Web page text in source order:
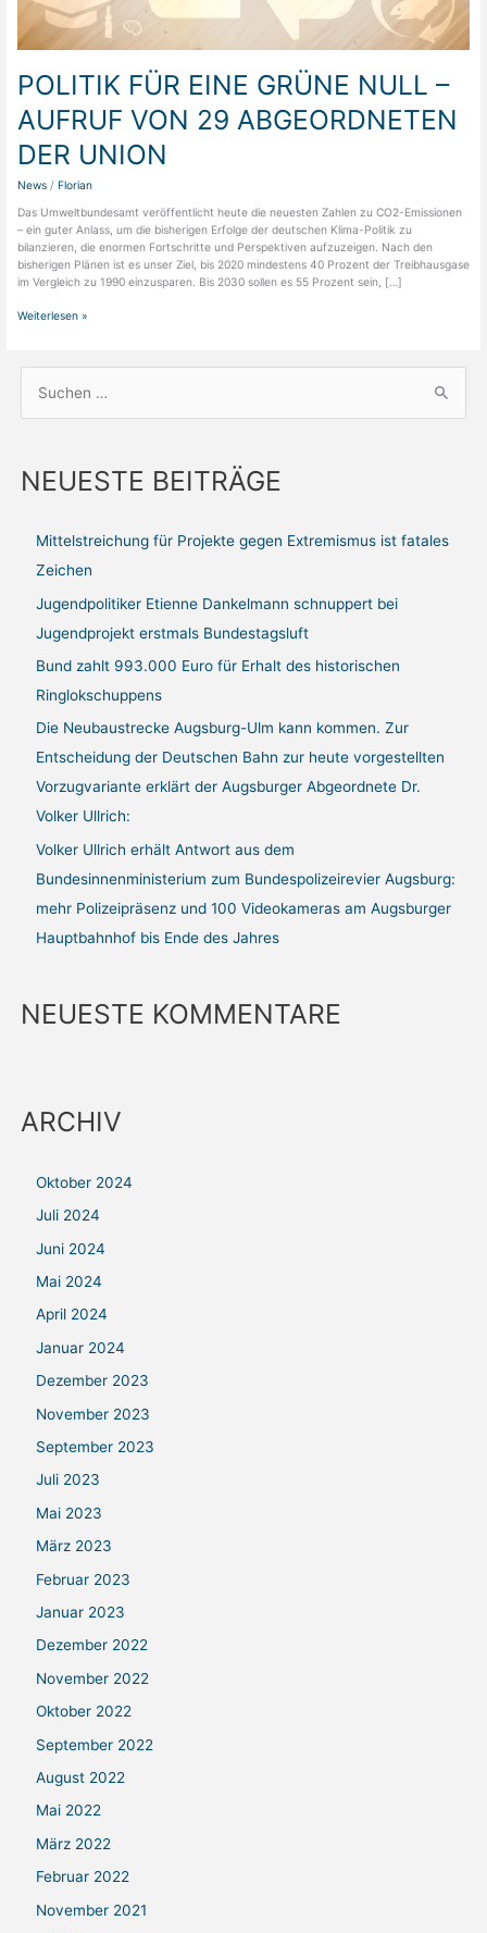
POLITIK FÜR EINE GRÜNE NULL –
AUFRUF VON 29 ABGEORDNETEN
DER UNION
News/ Florian
Das Umweltbundesamt veröffentlicht heute die neuesten Zahlen zu CO2-Emissionen
– ein guter Anlass, um die bisherigen Erfolge der deutschen Klima-Politik zu
bilanzieren, die enormen Fortschritte und Perspektiven aufzuzeigen. Nach den
bisherigen Plänen ist es unser Ziel, bis 2020 mindestens 40 Prozent der Treibhausgase
im Vergleich zu 1990 einzusparen. Bis 2030 sollen es 55 Prozent sein, […]
Weiterlesen »
h
NEUESTE BEITRÄGE
Mittelstreichung für Projekte gegen Extremismus ist fatales
Zeichen
Jugendpolitiker Etienne Dankelmann schnuppert bei
Jugendprojekt erstmals Bundestagsluft
Bund zahlt 993.000 Euro für Erhalt des historischen
Ringlokschuppens
Die Neubaustrecke Augsburg-Ulm kann kommen. Zur
Entscheidung der Deutschen Bahn zur heute vorgestellten
Vorzugvariante erklärt der Augsburger Abgeordnete Dr.
Volker Ullrich:
Volker Ullrich erhält Antwort aus dem
Bundesinnenministerium zum Bundespolizeirevier Augsburg:
mehr Polizeipräsenz und 100 Videokameras am Augsburger
Hauptbahnhof bis Ende des Jahres
NEUESTE KOMMENTARE
ARCHIV
Oktober 2024
Juli 2024
Juni 2024
Mai 2024
April 2024
Januar 2024
Dezember 2023
November 2023
September 2023
Juli 2023
Mai 2023
März 2023
Februar 2023
Januar 2023
Dezember 2022
November 2022
Oktober 2022
September 2022
August 2022
Mai 2022
März 2022
Februar 2022
November 2021